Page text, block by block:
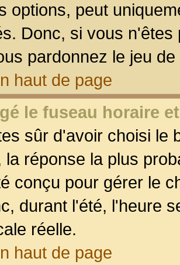
options, peut
Donc, si vous
pardonnez le jeu
haut de page
le fuseau horaire
sûr d'avoir choisi le
la réponse la plus
conçu pour gérer le
durant l'été, l'heure
réelle.
haut de page